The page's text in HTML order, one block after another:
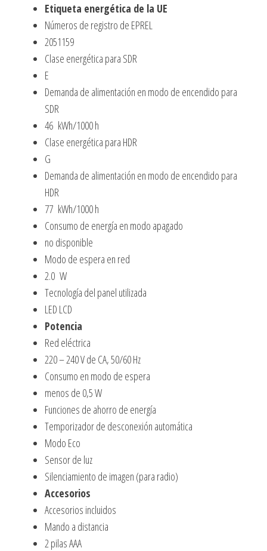
Etiqueta energética de la UE
Números de registro de EPREL
2051159
Clase energética para SDR
E
Demanda de alimentación en modo de encendido para
SDR
46 kWh/1000 h
Clase energética para HDR
G
Demanda de alimentación en modo de encendido para
HDR
77 kWh/1000 h
Consumo de energía en modo apagado
no disponible
Modo de espera en red
2.0 W
Tecnología del panel utilizada
LED LCD
Potencia
Red eléctrica
220 – 240 V de CA, 50/60 Hz
Consumo en modo de espera
menos de 0,5 W
Funciones de ahorro de energía
Temporizador de desconexión automática
Modo Eco
Sensor de luz
Silenciamiento de imagen (para radio)
Accesorios
Accesorios incluidos
Mando a distancia
2 pilas AAA